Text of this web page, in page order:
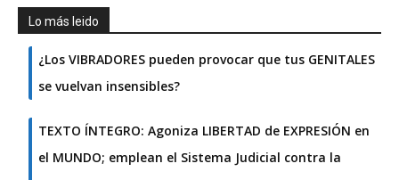
Lo más leido
¿Los VIBRADORES pueden provocar que tus GENITALES
se vuelvan insensibles?
TEXTO ÍNTEGRO: Agoniza LIBERTAD de EXPRESIÓN en
el MUNDO; emplean el Sistema Judicial contra la